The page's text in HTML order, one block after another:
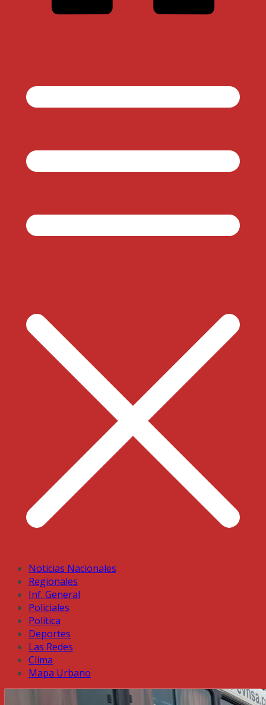
Noticias Nacionales
Regionales
Inf. General
Policiales
Política
Deportes
Las Redes
Clima
Mapa Urbano